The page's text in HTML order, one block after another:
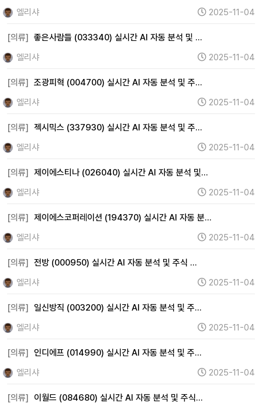
엘리샤
2025-11-04
[의류] 좋은사람들 (033340) 실시간 AI 자동 분석 및 …
엘리샤
2025-11-04
[의류] 조광피혁 (004700) 실시간 AI 자동 분석 및 주…
엘리샤
2025-11-04
[의류]
젝시믹스 (337930) 실시간 AI 자동 분석 및 주…
엘리샤
2025-11-04
[의류] 제이에스티나 (026040) 실시간 AI 자동 분석 및…
엘리샤
2025-11-04
[의류] 제이에스코퍼레이션 (194370) 실시간 AI 자동 분…
엘리샤
2025-11-04
[의류] 전방 (000950) 실시간 AI 자동 분석 및 주식 …
엘리샤
2025-11-04
[의류] 일신방직 (003200) 실시간 AI 자동 분석 및 주…
엘리샤
2025-11-04
[의류] 인디에프 (014990) 실시간 AI 자동 분석 및 주…
엘리샤
2025-11-04
[의류]
이월드 (084680) 실시간 AI 자동 분석 및 주식…